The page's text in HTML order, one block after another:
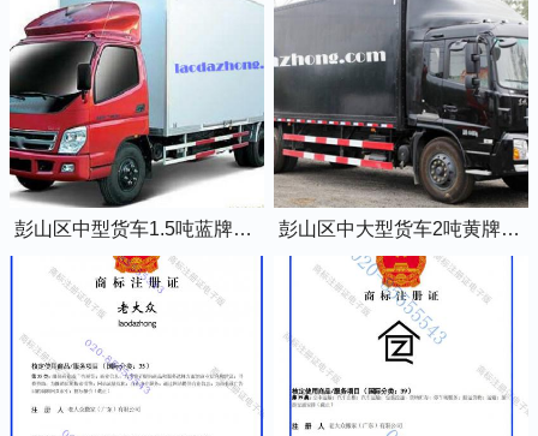
彭山区中型货车1.5吨蓝牌4米2厢式货车 彭山区中大型货车2吨黄牌5米2厢式货车